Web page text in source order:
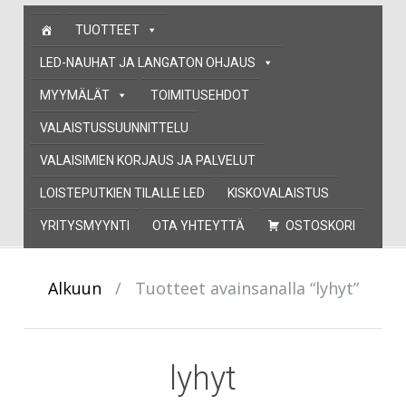
Skip
content
TUOTTEET
LED-NAUHAT JA LANGATON OHJAUS
MYYMÄLÄT TOIMITUSEHDOT
VALAISTUSSUUNNITTELU
VALAISIMIEN KORJAUS JA PALVELUT
LOISTEPUTKIEN TILALLE LED KISKOVALAISTUS
YRITYSMYYNTI OTA YHTEYTTÄ OSTOSKORI
Alkuun / Tuotteet avainsanalla “lyhyt”
lyhyt